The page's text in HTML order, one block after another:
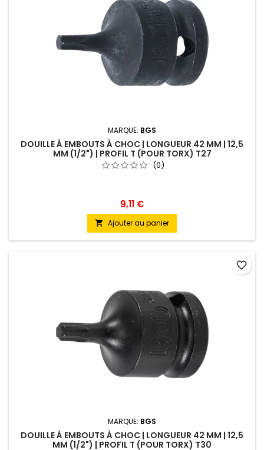
MARQUE: BGS
DOUILLE À EMBOUTS À CHOC | LONGUEUR 42 MM | 12,5
MM (1/2") | PROFIL T (POUR TORX) T27
(0)
9,11 €
 Ajouter au panier
MARQUE: BGS
DOUILLE À EMBOUTS À CHOC | LONGUEUR 42 MM | 12,5
MM (1/2") | PROFIL T (POUR TORX) T30
favorite_border